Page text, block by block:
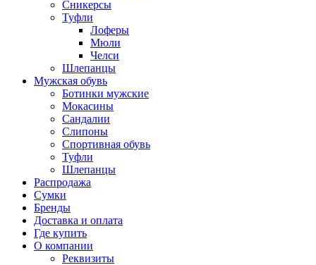
Сникерсы
Туфли
Лоферы
Мюли
Челси
Шлепанцы
Мужская обувь
Ботинки мужские
Мокасины
Сандалии
Слипоны
Спортивная обувь
Туфли
Шлепанцы
Распродажа
Сумки
Бренды
Доставка и оплата
Где купить
О компании
Реквизиты